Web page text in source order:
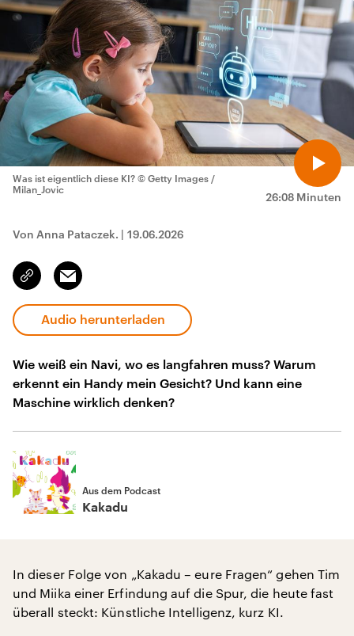
26:08 Minuten
Was ist eigentlich diese KI? © Getty Images /
Milan_Jovic
Von Anna Pataczek. | 19.06.2026
Link
kopieren/teilen
Email
Audio herunterladen
Wie weiß ein Navi, wo es langfahren muss? Warum
erkennt ein Handy mein Gesicht? Und kann eine
Maschine wirklich denken?
Aus dem Podcast
Kakadu
In dieser Folge von „Kakadu – eure Fragen“ gehen Tim
und Miika einer Erfindung auf die Spur, die heute fast
überall steckt: Künstliche Intelligenz, kurz KI.